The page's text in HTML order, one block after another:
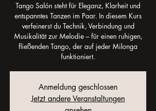
Tango Salón steht für Eleganz, Klarheit und
entspanntes Tanzen im Paar. In diesem Kurs
verfeinerst du Technik, Verbindung und
Musikalität zur Melodie – für einen ruhigen,
fließenden Tango, der auf jeder Milonga
funktioniert.
Anmeldung geschlossen
Jetzt andere Veranstaltungen